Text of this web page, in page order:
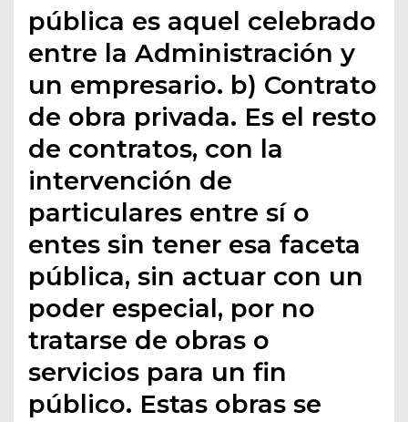
pública es aquel celebrado
entre la Administración y
un empresario. b) Contrato
de obra privada. Es el resto
de contratos, con la
intervención de
particulares entre sí o
entes sin tener esa faceta
pública, sin actuar con un
poder especial, por no
tratarse de obras o
servicios para un fin
público. Estas obras se